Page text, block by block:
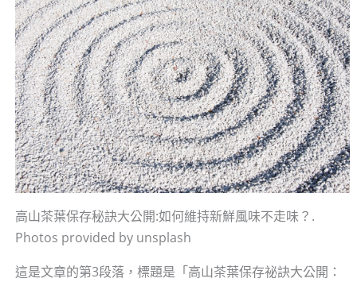
高山茶葉保存秘訣大公開:如何維持新鮮風味不走味？.
Photos provided by unsplash
這是文章的第3段落，標題是「高山茶葉保存祕訣大公開：